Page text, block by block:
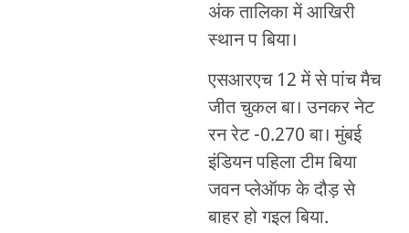
अंक तालिका में आखिरी
स्थान प बिया।
एसआरएच 12 में से पांच मैच
जीत चुकल बा। उनकर नेट
रन रेट -0.270 बा। मुंबई
इंडियन पहिला टीम बिया
जवन प्लेऑफ के दौड़ से
बाहर हो गइल बिया.